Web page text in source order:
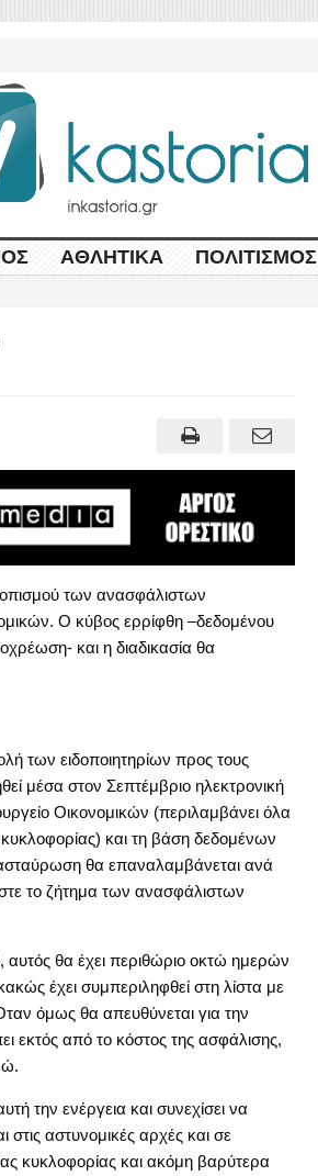
ΑΘΛΗΤΙΚΆ ΠΟΛΙΤΙΣΜΌΣ
των ανασφάλιστων
Ο κύβος ερρίφθη –δεδομένου
και η διαδικασία θα
των ειδοποιητηρίων προς τους
μέσα στον Σεπτέμβριο ηλεκτρονική
Οικονομικών (περιλαμβάνει όλα
και τη βάση δεδομένων
θα επαναλαμβάνεται ανά
το ζήτημα των ανασφάλιστων
αυτός θα έχει περιθώριο οκτώ ημερών
έχει συμπεριληφθεί στη λίστα με
όμως θα απευθύνεται για την
εκτός από το κόστος της ασφάλισης,
την ενέργεια και συνεχίσει να
στις αστυνομικές αρχές και σε
κυκλοφορίας και ακόμη βαρύτερα